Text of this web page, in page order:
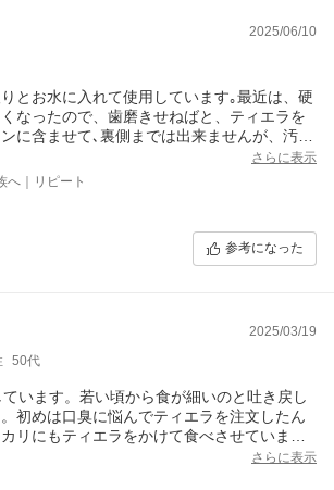
2025/06/10
とお水に入れて使用しています｡最近は、硬
なったので、歯磨きせねばと、ティエラを
に含ませて､裏側までは出来ませんが、汚れ
ました。逃げずに拭かせてくれるので､痛みが
ているのかもしれません。
つけて、少しずつ食べてくれるようになり
いる気がします。有難いです。それから、
さらに表示
へ｜リピート
参考になった
2025/03/19
50代
います。若い頃から食が細いのと吐き戻し
初めは口臭に悩んでティエラを注文したん
リにもティエラをかけて食べさせていま
くなり、前よりご飯を食べるようになりまし
に生きていて欲しいです。本当にありがと
さらに表示